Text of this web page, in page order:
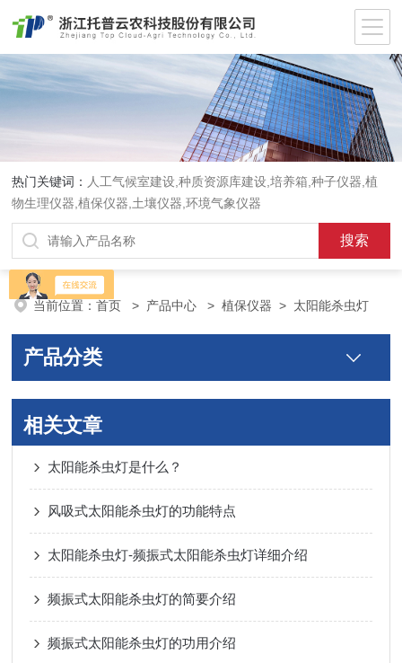
热门关键词： 人工气候室建设,种质资源库建设,培养箱,种子仪器,植
物生理仪器,植保仪器,土壤仪器,环境气象仪器
当前位置：首页 > 产品中心 >植保仪器 > 太阳能杀虫灯
产品分类
相关文章
太阳能杀虫灯是什么？
风吸式太阳能杀虫灯的功能特点
太阳能杀虫灯-频振式太阳能杀虫灯详细介绍
频振式太阳能杀虫灯的简要介绍
频振式太阳能杀虫灯的功用介绍